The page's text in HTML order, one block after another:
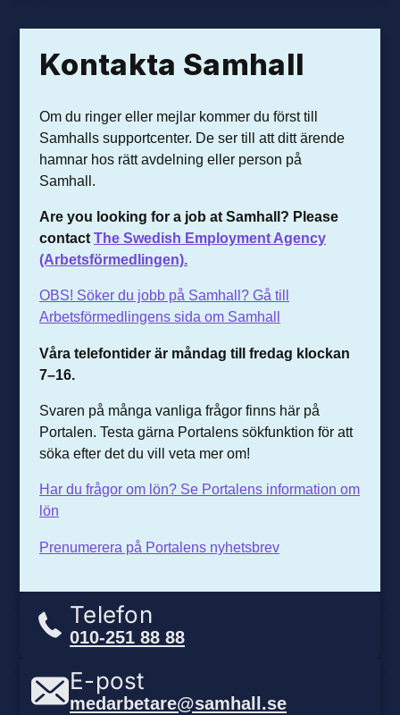
Kontakta Samhall
Om du ringer eller mejlar kommer du först till
Samhalls supportcenter. De ser till att ditt ärende
hamnar hos rätt avdelning eller person på
Samhall.
Are you looking for a job at Samhall? Please
contactThe Swedish Employment Agency
(Arbetsförmedlingen).
OBS! Söker du jobb på Samhall? Gå till
Arbetsförmedlingens sida om Samhall
Våra telefontider är måndag till fredag klockan
7–16.
Svaren på många vanliga frågor finns här på
Portalen. Testa gärna Portalens sökfunktion för att
söka efter det du vill veta mer om!
Har du frågor om lön? Se Portalens information om
lön
Prenumerera på Portalens nyhetsbrev
Telefon
010-251 88 88
E-post
medarbetare@samhall.se